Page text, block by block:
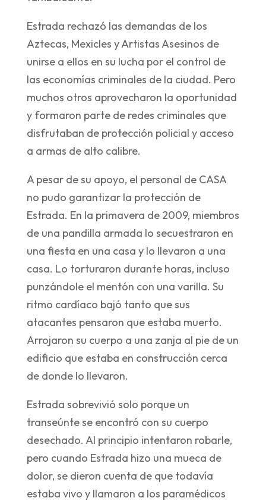
Estrada rechazó las demandas de los
Aztecas, Mexicles y Artistas Asesinos de
unirse a ellos en su lucha por el control de
las economías criminales de la ciudad. Pero
muchos otros aprovecharon la oportunidad
y formaron parte de redes criminales que
disfrutaban de protección policial y acceso
a armas de alto calibre.
A pesar de su apoyo, el personal de CASA
no pudo garantizar la protección de
Estrada. En la primavera de 2009, miembros
de una pandilla armada lo secuestraron en
una fiesta en una casa y lo llevaron a una
casa. Lo torturaron durante horas, incluso
punzándole el mentón con una varilla. Su
ritmo cardíaco bajó tanto que sus
atacantes pensaron que estaba muerto.
Arrojaron su cuerpo a una zanja al pie de un
edificio que estaba en construcción cerca
de donde lo llevaron.
Estrada sobrevivió solo porque un
transeúnte se encontró con su cuerpo
desechado. Al principio intentaron robarle,
pero cuando Estrada hizo una mueca de
dolor, se dieron cuenta de que todavía
estaba vivo y llamaron a los paramédicos